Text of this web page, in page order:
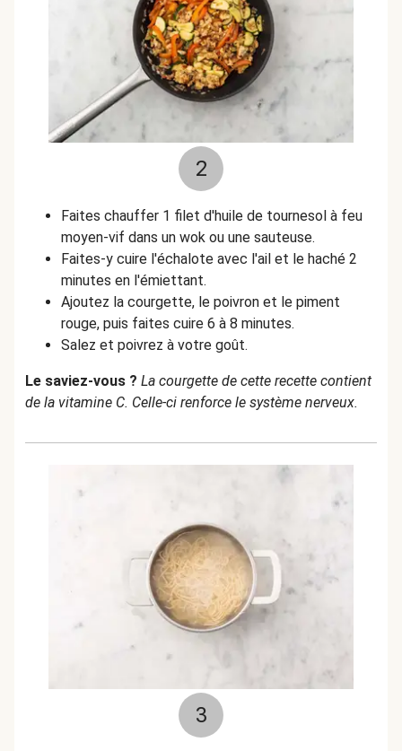
2
Faites chauffer 1 filet d'huile de tournesol à feu
moyen-vif dans un wok ou une sauteuse.
Faites-y cuire l'échalote avec l'ail et le haché 2
minutes en l'émiettant.
Ajoutez la courgette, le poivron et le piment
rouge, puis faites cuire 6 à 8 minutes.
Salez et poivrez à votre goût.
Le saviez-vous ? La courgette de cette recette contient
de la vitamine C. Celle-ci renforce le système nerveux.
3